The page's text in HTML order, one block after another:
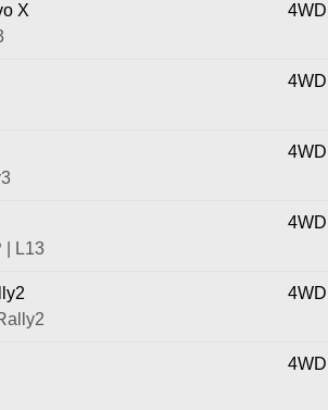
X
4WD
4WD
4WD
| L13
4WD
4WD
4WD